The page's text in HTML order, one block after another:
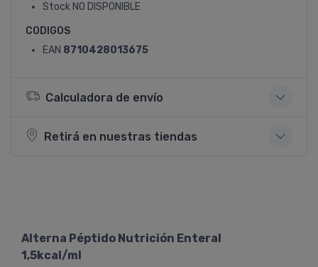
Stock NO DISPONIBLE
CODIGOS
EAN 8710428013675
Calculadora de envío
Retirá en nuestras tiendas
Alterna Péptido Nutrición Enteral
1,5kcal/ml